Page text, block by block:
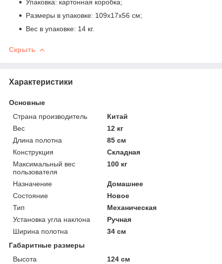
Упаковка: картонная коробка;
Размеры в упаковке: 109х17х56 см;
Вес в упаковке: 14 кг.
Скрыть
Характеристики
Основные
Страна производитель
Китай
Вес
12 кг
Длина полотна
85 см
Конструкция
Складная
Максимальный вес
пользователя
100 кг
Назначение
Домашнее
Состояние
Новое
Тип
Механическая
Установка угла наклона
Ручная
Ширина полотна
34 см
Габаритные размеры
Высота
124 см